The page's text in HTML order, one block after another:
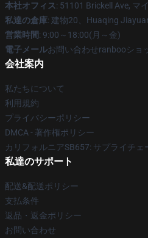
本社オフィス: 51101 Brickell Ave, マ
私達の倉庫: 建物20、Huaqing
営業時間: 9:00～18:00(月～金)
電子メールお問い合わせranbooショ
会社案内
私たちについて
利用規約
プライバシーポリシー
DMCA - 著作権ポリシー
カリフォルニアSB657: サプライチェ
私達のサポート
配送&配送ポリシー
支払条件
返品・返金ポリシー
お問い合わせ